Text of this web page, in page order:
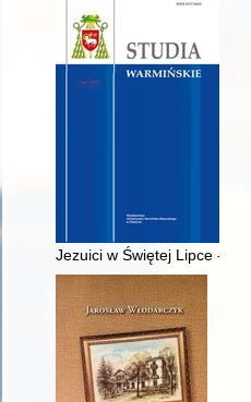
Jezuici w Świętej Lipce -